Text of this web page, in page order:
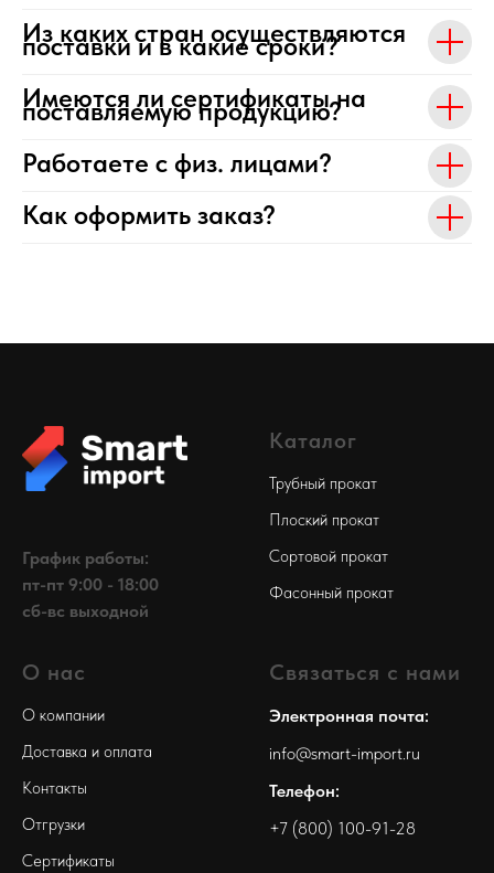
Из каких стран осуществляются
поставки и в какие сроки?
Имеются ли сертификаты на
поставляемую продукцию?
Работаете с физ. лицами?
Как оформить заказ?
График работы:
пт-пт 9:00 - 18:00
сб-вс выходной
Каталог
Трубный прокат
Плоский прокат
Сортовой прокат
Фасонный прокат
О нас
О компании
Доставка и оплата
Контакты
Отгрузки
Сертификаты
Связаться с нами
Электронная почта:
info@smart-import.ru
Телефон:
+7 (800) 100-91-28